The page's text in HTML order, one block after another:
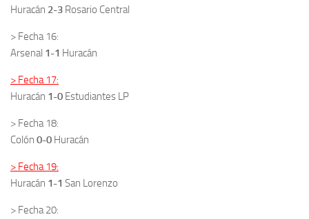
Huracán 2-3 Rosario Central
> Fecha 16:
Arsenal 1-1 Huracán
> Fecha 17:
Huracán 1-0 Estudiantes LP
> Fecha 18:
Colón 0-0 Huracán
> Fecha 19:
Huracán 1-1 San Lorenzo
> Fecha 20: